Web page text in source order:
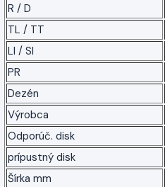
R / D
TL / TT
LI / SI
PR
Dezén
Výrobca
Odporúč. disk
prípustný disk
Šírka mm